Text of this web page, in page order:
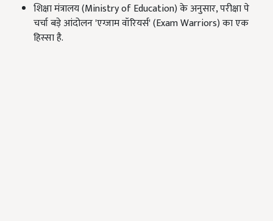
शिक्षा मंत्रालय (Ministry of Education) के अनुसार, परीक्षा पे
चर्चा बड़े आंदोलन 'एग्जाम वॉरियर्स' (Exam Warriors) का एक
हिस्सा है.